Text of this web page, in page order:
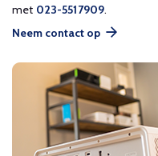
met 023-5517909.
Neem contact op